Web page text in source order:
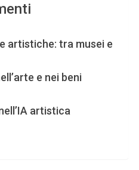
artistiche: tra musei e
e nei beni
artistica